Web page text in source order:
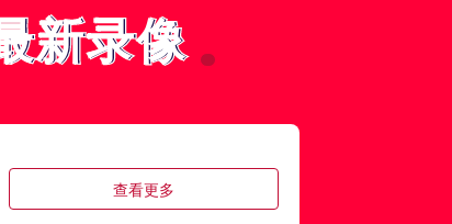
中甲
高清直播
中甲
新录像
新录像
查看更多